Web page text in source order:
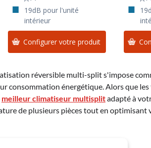
19dB pour l'unité
intérieur
Configurer votre produit
réversible multi-split s'impose
consommation énergétique. Alors que
meilleur climatiseur multisplitadapté à
de plusieurs pièces tout en optimisant